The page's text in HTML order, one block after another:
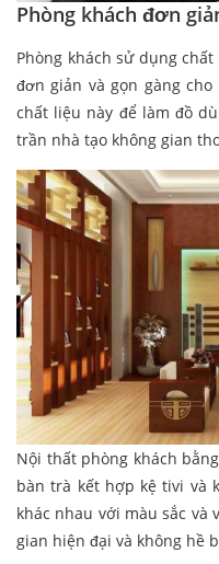
Phòng khách đơn
Phòng khách sử dụng
đơn giản và gọn gàng
chất liệu này để làm đồ
trần nhà tạo không gian
Nội thất phòng khách
bàn trà kết hợp kệ tivi và
khác nhau với màu sắc và
gian hiện đại và không hề